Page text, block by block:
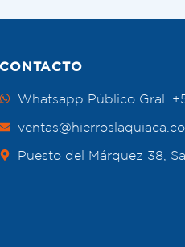
CONTACTO
Whatsapp Público Gral.
Puesto del Márquez 38,